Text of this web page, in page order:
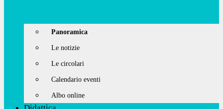
Panoramica
Le notizie
Le circolari
Calendario eventi
Albo online